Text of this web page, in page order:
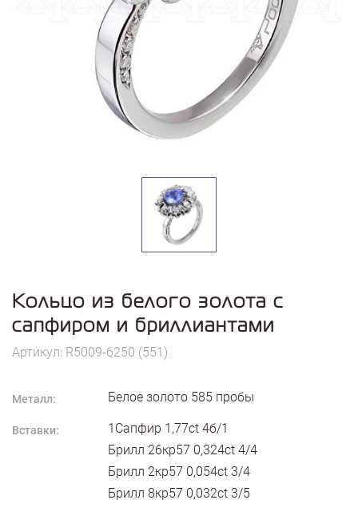
Кольцо из белого золота с
сапфиром и бриллиантами
Артикул: R5009-6250 (551)
Металл: Белое золото 585 пробы
Вставки:
1Сапфир 1,77ct 4б/1
Брилл 26кр57 0,324ct 4/4
Брилл 2кр57 0,054ct 3/4
Брилл 8кр57 0,032ct 3/5